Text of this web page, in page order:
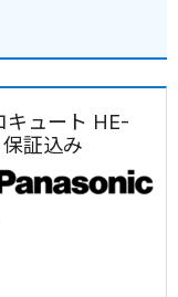
キュート HE-
証込み